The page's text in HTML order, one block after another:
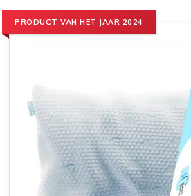
PRODUCT VAN HET JAAR 2024